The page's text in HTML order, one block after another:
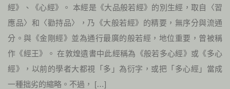
經》、《心經》。 本經是《大品般若經》的別生經，取自〈習
應品〉和〈勸持品〉，乃《大般若經》的精要，無序分與流通
分。與《金剛經》並為通行最廣的般若經，地位重要，曾被稱
作《經王》。 在敦煌遺書中此經稱為《般若多心經》或《多心
經》，以前的學者大都視「多」為衍字，或把「多心經」當成
一種拙劣的縮略。不過， […]